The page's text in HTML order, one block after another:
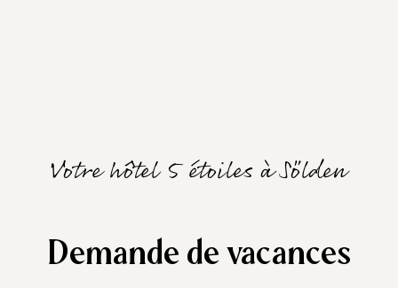
Votre hôtel 5 étoiles à Sölden
Demande de vacances